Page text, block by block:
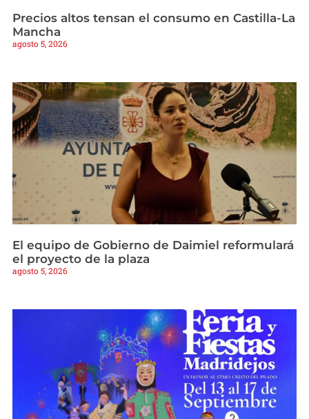
Precios altos tensan el consumo en Castilla-La
Mancha
agosto 5, 2026
El equipo de Gobierno de Daimiel reformulará
el proyecto de la plaza
agosto 5, 2026